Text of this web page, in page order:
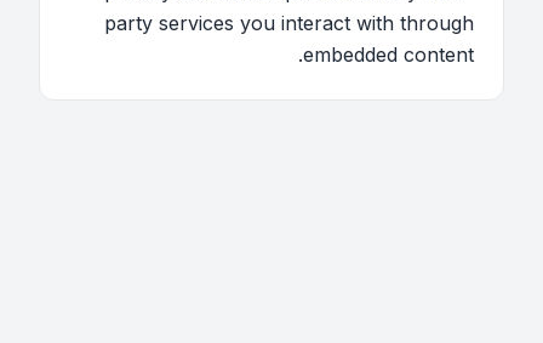
party services you interact with through
embedded content.